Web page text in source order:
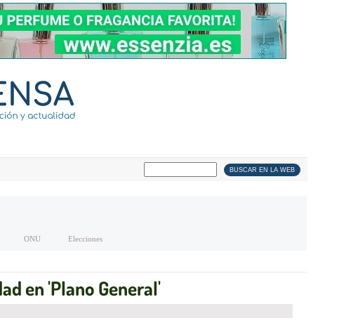
ONU Elecciones
en 'Plano General'